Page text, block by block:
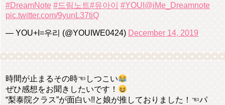
#DreamNote #드림노트#유아이 #YOUI @iMe_Dreamnote
pic.twitter.com/9yunL37tiQ
— YOU+I=우리 (@YOUIWE0424) December 14, 2019
時間が止まるその時☜しつこい
ぜひ感想をお聞きしたいです！
“梨泰院クラス”が面白い!!と娘が推しておりました！☜パ